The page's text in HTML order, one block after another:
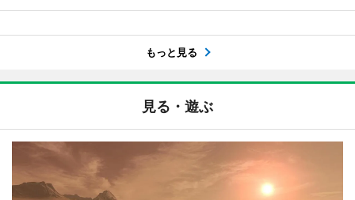
もっと見る
見る・遊ぶ